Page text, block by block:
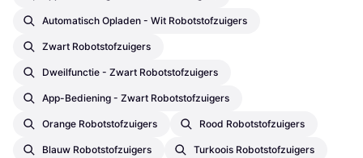
Automatisch Opladen - Wit Robotstofzuigers
Zwart Robotstofzuigers
Dweilfunctie - Zwart Robotstofzuigers
App-Bediening - Zwart Robotstofzuigers
Orange Robotstofzuigers Rood Robotstofzuigers
Blauw Robotstofzuigers Turkoois Robotstofzuigers